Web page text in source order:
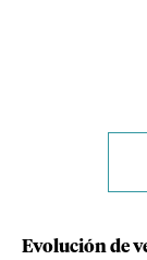
Evolución de